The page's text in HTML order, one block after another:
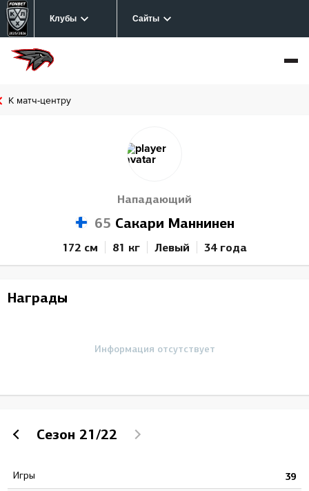
Клубы Сайты
К матч-центру
Нападающий
65 Сакари Маннинен
172 см 81 кг Левый 34 года
Награды
Информация отсутствует
Сезон 21/22
Игры 39